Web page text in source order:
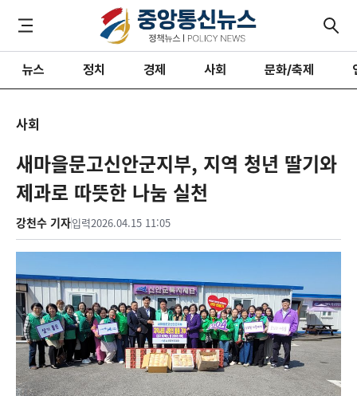
뉴스 정치 경제 사회 문화/축제
사회
새마을문고신안군지부, 지역 청년 딸기와
제과로 따뜻한 나눔 실천
강천수 기자입력2026.04.15 11:05